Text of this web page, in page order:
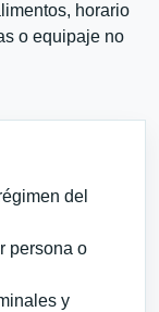
horario
o equipaje no
del
persona o
y